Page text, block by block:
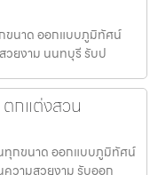
ขนาด ออกแบบภูมิทัศน์
วยงาม นนทบุรี รับป
กแต่งสวน
ทุกขนาด ออกแบบภูมิทัศน์
ความสวยงาม รับออก